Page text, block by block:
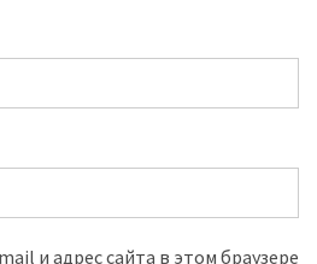
и адрес сайта в этом браузере